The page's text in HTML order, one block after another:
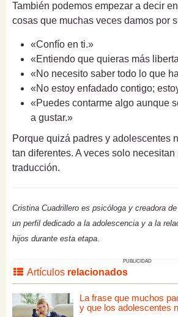
También podemos empezar a decir
cosas que muchas veces damos por
«Confío en ti.»
«Entiendo que quieras más
«No necesito saber todo lo que
«No estoy enfadado contigo;
«Puedes contarme algo aunque
a gustar.»
Porque quizá padres y adolescentes
tan diferentes. A veces solo necesitan
traducción.
Cristina Cuadrillero es psicóloga y creadora
un perfil dedicado a la adolescencia y a la
hijos durante esta etapa.
PUBLICIDAD
Artículos relacionados
La frase que muchos
y que los adolescentes